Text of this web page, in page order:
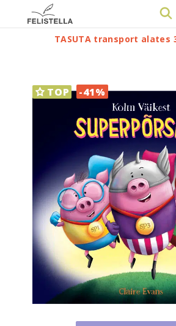
TASUTA transport alates
TOP -41%